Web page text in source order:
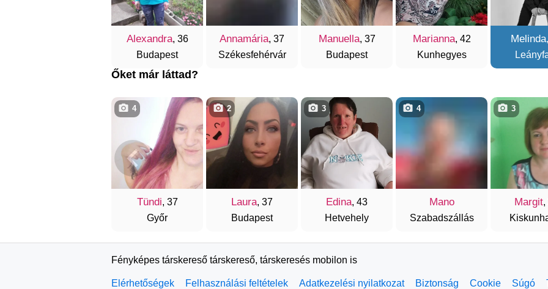
Alexandra, 36
Budapest
Annamária, 37
Székesfehérvár
Manuella, 37
Budapest
Marianna, 42
Kunhegyes
Melinda
Őket már láttad?
Tündi, 37
Győr
4
Laura, 37
Budapest
2
Edina, 43
Hetvehely
3
Mano
Szabadszállás
4
Margit,
3
Fényképes társkereső társkereső, társkeresés mobilon is
Elérhetőségek Felhasználási feltételek Adatkezelési nyilatkozat Biztonság Cookie Súgó